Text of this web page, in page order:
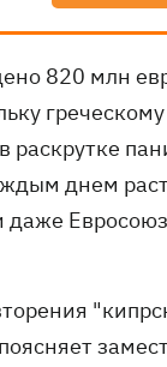
820 млн
греческому
днем